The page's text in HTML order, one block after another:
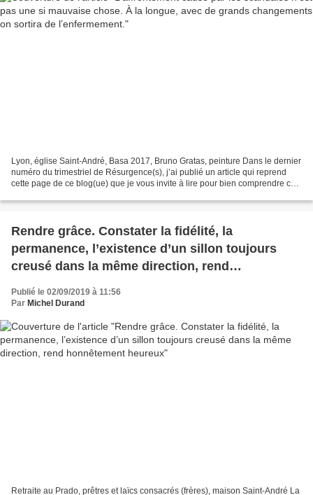
Lyon, église Saint-André, Basa 2017, Bruno Gratas, peinture Dans le dernier
numéro du trimestriel de Résurgence(s), j’ai publié un article qui reprend
cette page de ce blog(ue) que je vous invite à lire pour bien comprendre ce
Rendre grâce. Constater la fidélité, la
permanence, l’existence d’un sillon toujours
creusé dans la même direction, rend
honnêtement heureux
Publié le 02/09/2019 à 11:56
Par Michel Durand
Retraite au Prado, prêtres et laïcs consacrés (frères), maison Saint-André La